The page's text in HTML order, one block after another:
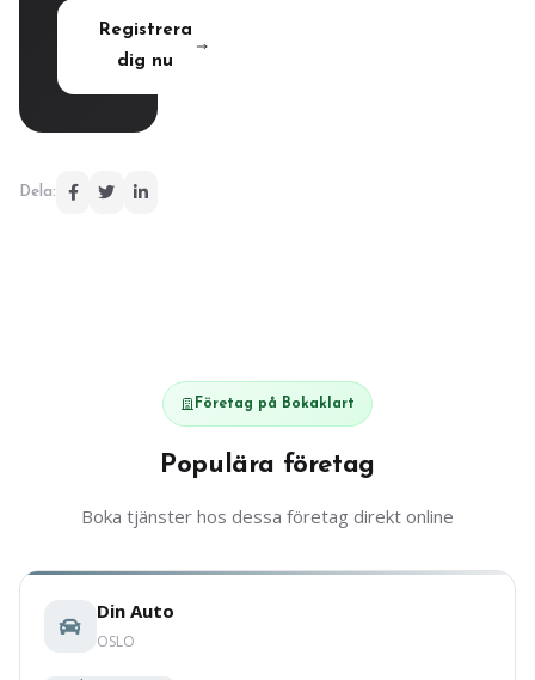
Registrera
dig nu
Dela:
Företag på Bokaklart
Populära företag
Boka tjänster hos dessa företag direkt online
Din Auto
OSLO